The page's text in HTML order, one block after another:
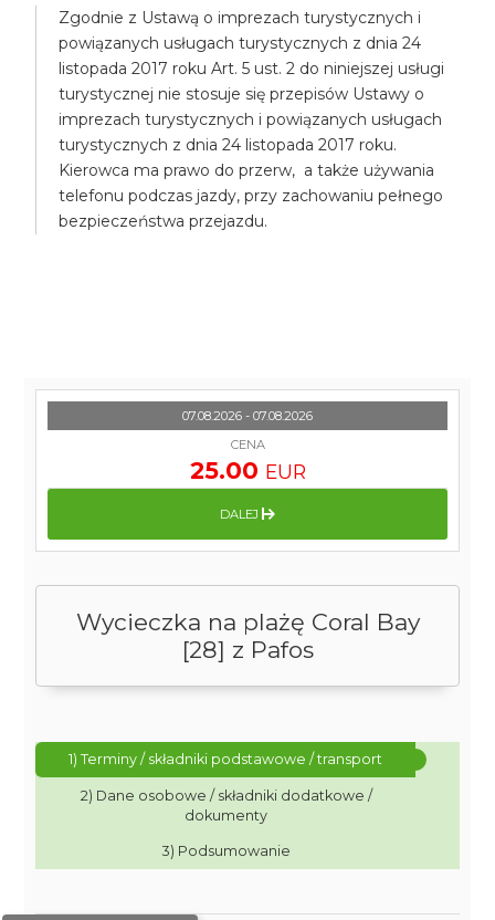
Zgodnie z Ustawą o imprezach turystycznych i
powiązanych usługach turystycznych z dnia 24
listopada 2017 roku Art. 5 ust. 2 do niniejszej usługi
turystycznej nie stosuje się przepisów Ustawy o
imprezach turystycznych i powiązanych usługach
turystycznych z dnia 24 listopada 2017 roku.
Kierowca ma prawo do przerw, a także używania
telefonu podczas jazdy, przy zachowaniu pełnego
bezpieczeństwa przejazdu.
Wycieczka na plażę Coral Bay
[28] z Pafos
1) Terminy / składniki podstawowe / transport
2) Dane osobowe / składniki dodatkowe /
dokumenty
3) Podsumowanie
07.08.2026 - 07.08.2026
CENA
25.00 EUR
DALEJ